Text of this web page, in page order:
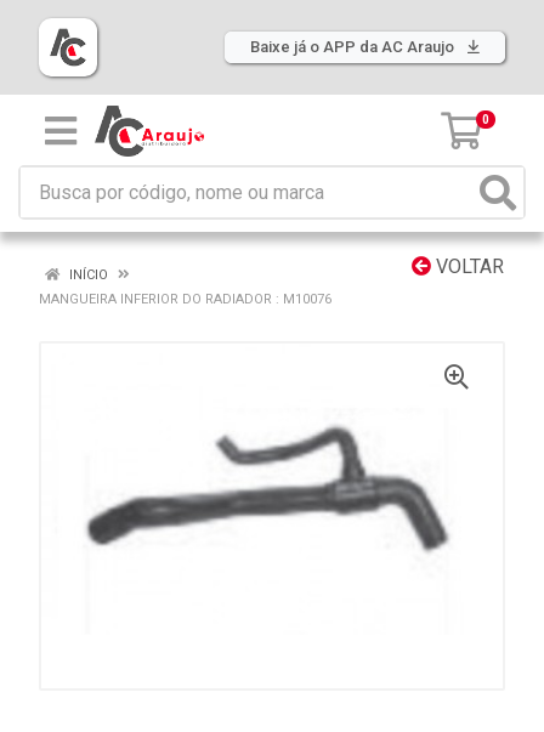
Baixe já o APP da AC Araujo
0
VOLTAR
INÍCIO
MANGUEIRA INFERIOR DO RADIADOR : M10076